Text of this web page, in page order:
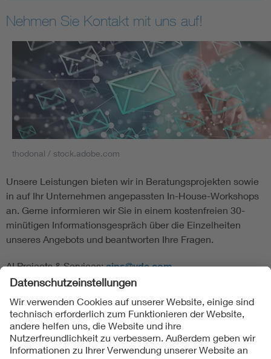
Nehmen Sie Kontakt mit uns auf!
thodonal / stock.adobe.com
Unsere Leistungen bieten wir in Beratungsprojekten sowie
in auf Ihr Unternehmen angepassten In-House-Workshops
an. Gerne informieren wir Sie in einem kostenfreien 30-
minütigen Informationsgespräch über die Einzelheiten
unseres Angebots und beantworten Ihre Fragen.
AI Projects & Services:aips@vde.com
Folgen Sie uns